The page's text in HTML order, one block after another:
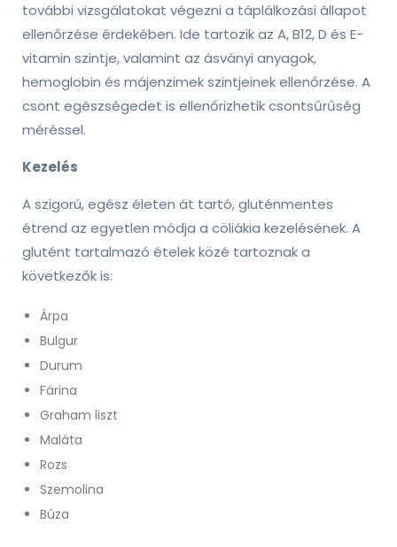
további vizsgálatokat végezni a táplálkozási állapot
ellenőrzése érdekében. Ide tartozik az A, B12, D és E-
vitamin szintje, valamint az ásványi anyagok,
hemoglobin és májenzimek szintjeinek ellenőrzése. A
csont egészségedet is ellenőrizhetik csontsűrűség
méréssel.
Kezelés
A szigorú, egész életen át tartó, gluténmentes
étrend az egyetlen módja a cöliákia kezelésének. A
glutént tartalmazó ételek közé tartoznak a
következők is:
Árpa
Bulgur
Durum
Fárina
Graham liszt
Maláta
Rozs
Szemolina
Búza